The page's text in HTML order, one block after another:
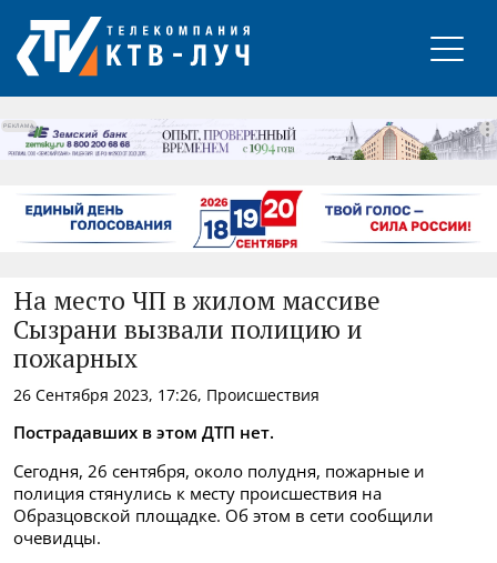
РЕКЛАМА
На место ЧП в жилом массиве
Сызрани вызвали полицию и
пожарных
26 Сентября 2023, 17:26, Происшествия
Пострадавших в этом ДТП нет.
Сегодня, 26 сентября, около полудня, пожарные и
полиция стянулись к месту происшествия на
Образцовской площадке. Об этом в сети сообщили
очевидцы.